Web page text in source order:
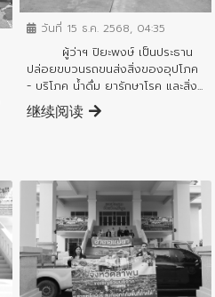
วันที่ 15 ธ.ค. 2568, 04:35
ผู้ว่าฯ ปิยะพงษ์ เป็นประธาน
ปล่อยขบวนรถขนส่งสิ่งของอุปโภค
- บริโภค น้ำดื่ม ยารักษาโรค และสิ่ง...
继续阅读
ข่าวประชาสัมพันธ์